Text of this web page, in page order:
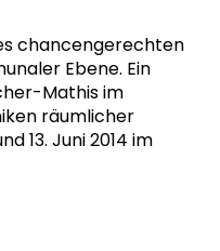
chancengerechten
Ebene. Ein
Mathis im
räumlicher
13. Juni 2014 im